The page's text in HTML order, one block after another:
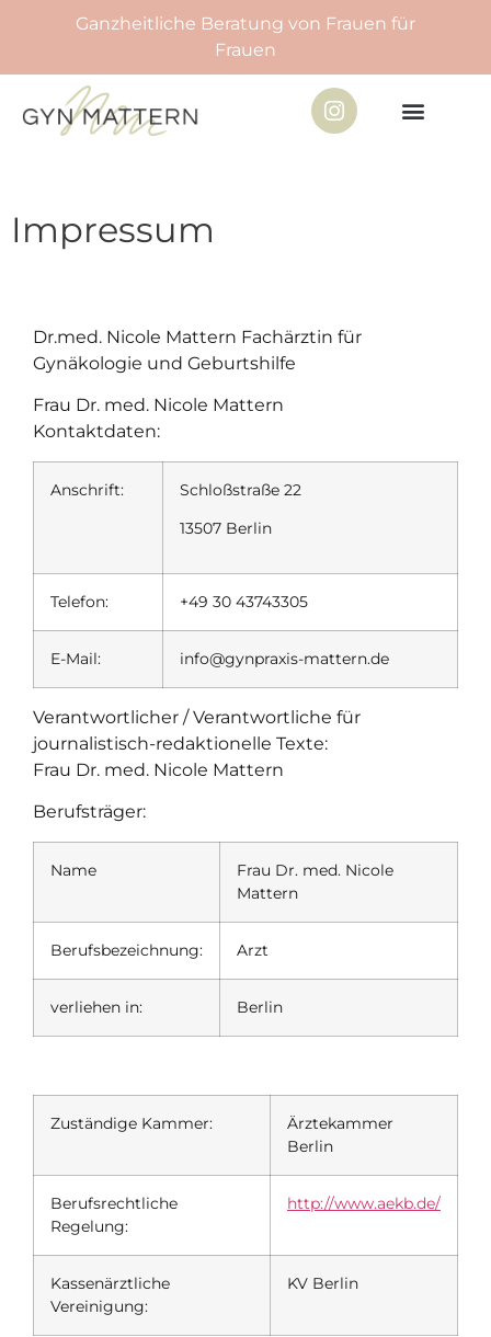
Ganzheitliche Beratung von Frauen für
Frauen
Impressum
Dr.med. Nicole Mattern Fachärztin für
Gynäkologie und Geburtshilfe
Frau Dr. med. Nicole Mattern
Kontaktdaten:
Anschrift:
Schloßstraße 22
13507 Berlin
Telefon: +49 30 43743305
E-Mail: info@gynpraxis-mattern.de
Verantwortlicher / Verantwortliche für
journalistisch-redaktionelle Texte:
Frau Dr. med. Nicole Mattern
Berufsträger:
Name
Frau Dr. med. Nicole
Mattern
Berufsbezeichnung: Arzt
verliehen in: Berlin
Zuständige Kammer:
Ärztekammer
Berlin
Berufsrechtliche
Regelung:
http://www.aekb.de/
Kassenärztliche
Vereinigung:
KV Berlin